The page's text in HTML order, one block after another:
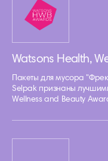
Watsons Health,
Пакеты для мусора
Selpak признаны
Wellness and Beauty